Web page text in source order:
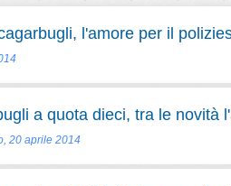
l'amore per il
a quota dieci, tra le novità
20 aprile 2014